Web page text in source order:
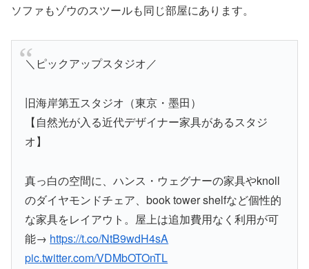
ソファもゾウのスツールも同じ部屋にあります。
＼ピックアップスタジオ／
旧海岸第五スタジオ（東京・墨田）
【自然光が入る近代デザイナー家具があるスタジ
オ】
真っ白の空間に、ハンス・ウェグナーの家具やknoll
のダイヤモンドチェア、book tower shelfなど個性的
な家具をレイアウト。屋上は追加費用なく利用が可
能→ https://t.co/NtB9wdH4sA
pic.twitter.com/VDMbOTOnTL